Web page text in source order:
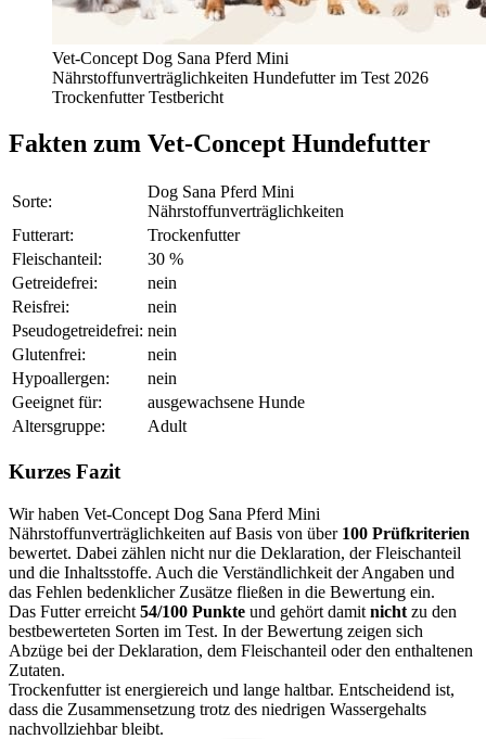
Vet-Concept Dog Sana Pferd Mini
Nährstoffunverträglichkeiten Hundefutter im Test 2026
Trockenfutter Testbericht
Fakten zum Vet-Concept Hundefutter
Sorte:
Dog Sana Pferd Mini
Nährstoffunverträglichkeiten
Futterart:
Trockenfutter
Fleischanteil:
30 %
Getreidefrei:
nein
Reisfrei:
nein
Pseudogetreidefrei: nein
Glutenfrei:
nein
Hypoallergen:
nein
Geeignet für:
ausgewachsene Hunde
Altersgruppe:
Adult
Kurzes Fazit
Wir haben Vet-Concept Dog Sana Pferd Mini
Nährstoffunverträglichkeiten auf Basis von über 100 Prüfkriterien
bewertet. Dabei zählen nicht nur die Deklaration, der Fleischanteil
und die Inhaltsstoffe. Auch die Verständlichkeit der Angaben und
das Fehlen bedenklicher Zusätze fließen in die Bewertung ein.
Das Futter erreicht 54/100 Punkte und gehört damit nicht zu den
bestbewerteten Sorten im Test. In der Bewertung zeigen sich
Abzüge bei der Deklaration, dem Fleischanteil oder den enthaltenen
Zutaten.
Trockenfutter ist energiereich und lange haltbar. Entscheidend ist,
dass die Zusammensetzung trotz des niedrigen Wassergehalts
nachvollziehbar bleibt.